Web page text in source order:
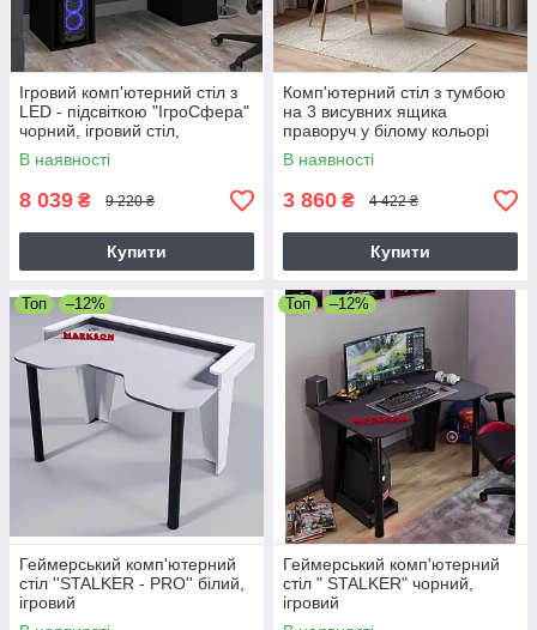
Ігровий комп'ютерний стіл з
LED - підсвіткою "ІгроСфера"
чорний, ігровий стіл,
геймерський стіл
В наявності
8 039 ₴ 9 220 ₴
Купити
Комп'ютерний стіл з тумбою
на 3 висувних ящика
праворуч у білому кольорі
MS113
В наявності
3 860 ₴ 4 422 ₴
Купити
Топ –12%
Геймерський комп'ютерний
стіл ''STALKER - PRO'' білий,
ігровий
Топ –12%
Геймерський комп'ютерний
стіл " STALKER" чорний,
ігровий